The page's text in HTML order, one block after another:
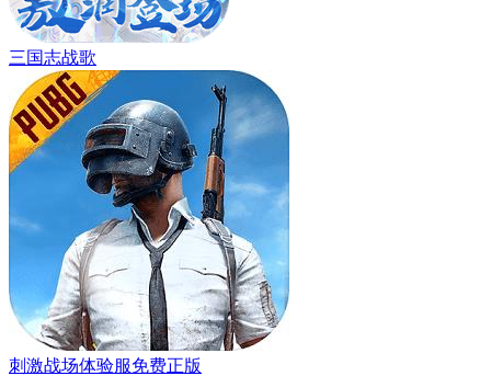
三国志战歌
刺激战场体验服免费正版